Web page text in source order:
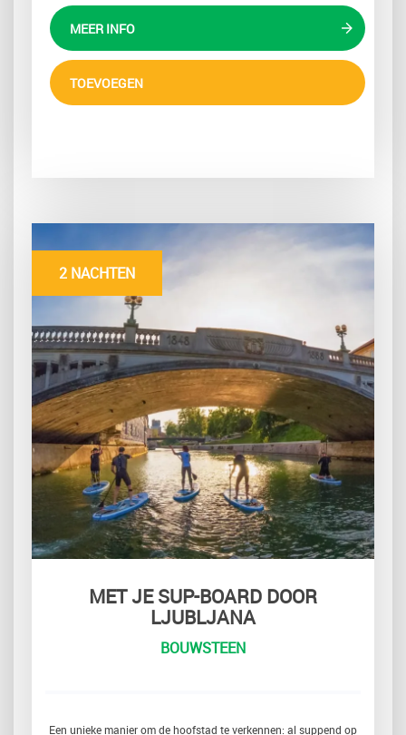
MEER INFO
TOEVOEGEN
2 NACHTEN
MET JE SUP-BOARD DOOR
LJUBLJANA
BOUWSTEEN
Een unieke manier om de hoofstad te verkennen: al suppend op